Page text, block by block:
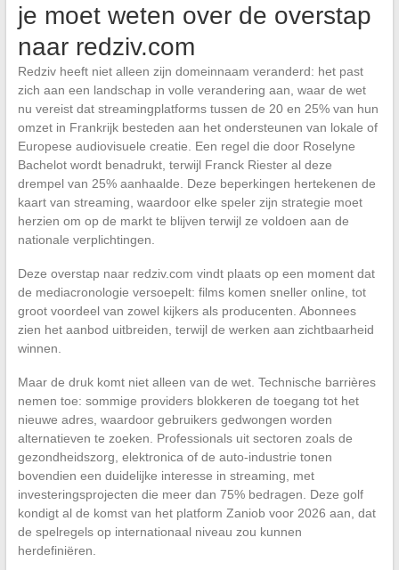
je moet weten over de overstap
naar redziv.com
Redziv heeft niet alleen zijn domeinnaam veranderd: het past
zich aan een landschap in volle verandering aan, waar de wet
nu vereist dat streamingplatforms tussen de 20 en 25% van hun
omzet in Frankrijk besteden aan het ondersteunen van lokale of
Europese audiovisuele creatie. Een regel die door Roselyne
Bachelot wordt benadrukt, terwijl Franck Riester al deze
drempel van 25% aanhaalde. Deze beperkingen hertekenen de
kaart van streaming, waardoor elke speler zijn strategie moet
herzien om op de markt te blijven terwijl ze voldoen aan de
nationale verplichtingen.
Deze overstap naar redziv.com vindt plaats op een moment dat
de mediacronologie versoepelt: films komen sneller online, tot
groot voordeel van zowel kijkers als producenten. Abonnees
zien het aanbod uitbreiden, terwijl de werken aan zichtbaarheid
winnen.
Maar de druk komt niet alleen van de wet. Technische barrières
nemen toe: sommige providers blokkeren de toegang tot het
nieuwe adres, waardoor gebruikers gedwongen worden
alternatieven te zoeken. Professionals uit sectoren zoals de
gezondheidszorg, elektronica of de auto-industrie tonen
bovendien een duidelijke interesse in streaming, met
investeringsprojecten die meer dan 75% bedragen. Deze golf
kondigt al de komst van het platform Zaniob voor 2026 aan, dat
de spelregels op internationaal niveau zou kunnen
herdefiniëren.